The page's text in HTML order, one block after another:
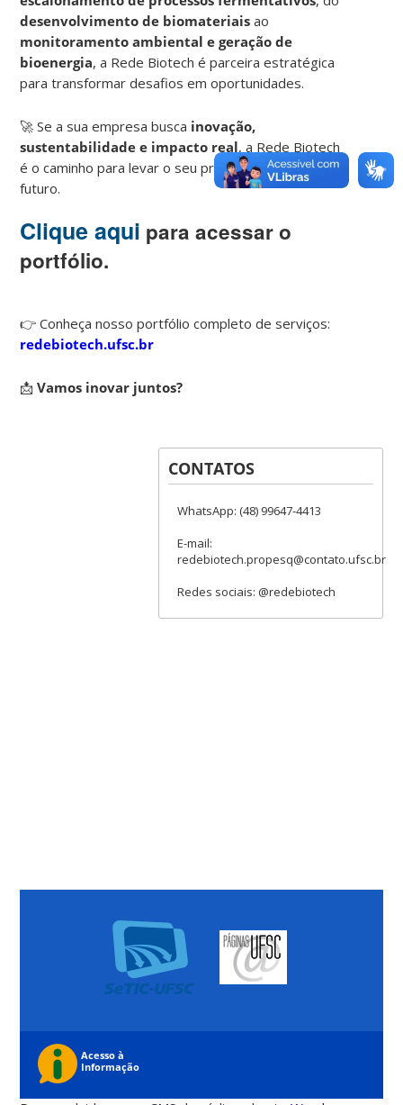
desenvolvimento de biomateriais ao
monitoramento ambiental e geração de
bioenergia, a Rede Biotech é parceira estratégica
para transformar desafios em oportunidades.
🚀 Se a sua empresa busca inovação,
sustentabilidade e impacto real, a Rede Biotech
é o caminho para levar o seu próximo projeto ao
futuro.
Clique aqui para acessar o
portfólio.
👉 Conheça nosso portfólio completo de serviços:
redebiotech.ufsc.br
📩Vamos inovar juntos?
CONTATOS
WhatsApp: (48) 99647-4413
E-mail:
redebiotech.propesq@contato.ufsc.br
Redes sociais: @redebiotech